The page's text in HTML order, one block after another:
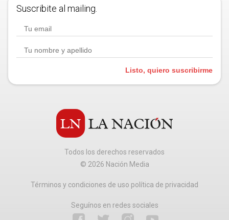
Suscribite al mailing.
Listo, quiero suscribirme
Todos los derechos reservados
© 2026 Nación Media
Términos y condiciones de uso política de privacidad
Seguínos en redes sociales